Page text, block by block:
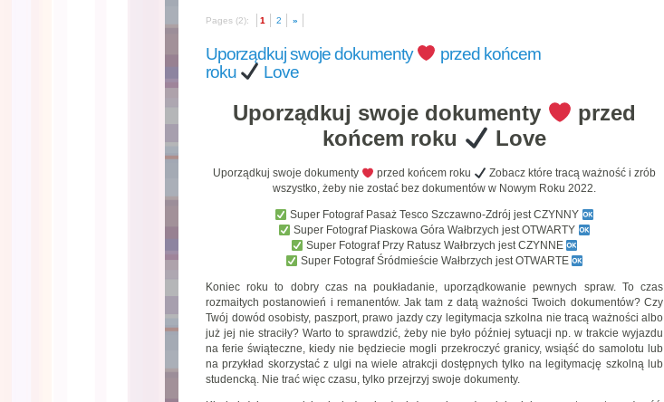
Pages (2): 1 2 »
Uporządkuj swoje dokumenty
przed końcem
roku
Love
Uporządkuj swoje dokumenty
przed
końcem roku
Love
Uporządkuj swoje dokumenty przed końcem roku
Zobacz które tracą ważność i zrób
wszystko, żeby nie zostać bez dokumentów w Nowym Roku 2022.
Super Fotograf Pasaż Tesco Szczawno-Zdrój jest CZYNNY
Super Fotograf Piaskowa Góra Wałbrzych jest OTWARTY
Super Fotograf Przy Ratusz Wałbrzych jest CZYNNE
Super Fotograf Śródmieście Wałbrzych jest OTWARTE
Koniec roku to dobry czas na poukładanie, uporządkowanie pewnych spraw. To czas
rozmaitych postanowień i remanentów. Jak tam z datą ważności Twoich dokumentów? Czy
Twój dowód osobisty, paszport, prawo jazdy czy legitymacja szkolna nie tracą ważności albo
już jej nie straciły? Warto to sprawdzić, żeby nie było później sytuacji np. w trakcie wyjazdu
na ferie świąteczne, kiedy nie będziecie mogli przekroczyć granicy, wsiąść do samolotu lub
na przykład skorzystać z ulgi na wiele atrakcji dostępnych tylko na legitymację szkolną lub
studencką. Nie trać więc czasu, tylko przejrzyj swoje dokumenty.